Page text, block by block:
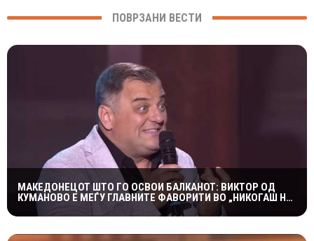
ПОВРЗАНИ ВЕСТИ
МАКЕДОНЕЦОТ ШТО ГО ОСВОИ БАЛКАНОТ: ВИКТОР ОД
КУМАНОВО Е МЕЃУ ГЛАВНИТЕ ФАВОРИТИ ВО „НИКОГАШ НЕ
Е ДОЦНА”